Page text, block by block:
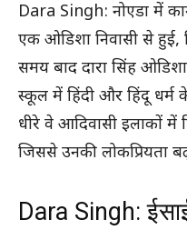
Dara Singh: नोएडा में
एक ओडिशा निवासी से हुई,
समय बाद दारा सिंह
स्कूल में हिंदी और हिंदू धर्म
धीरे वे आदिवासी इलाकों में
जिससे उनकी लोकप्रियता
Dara Singh: